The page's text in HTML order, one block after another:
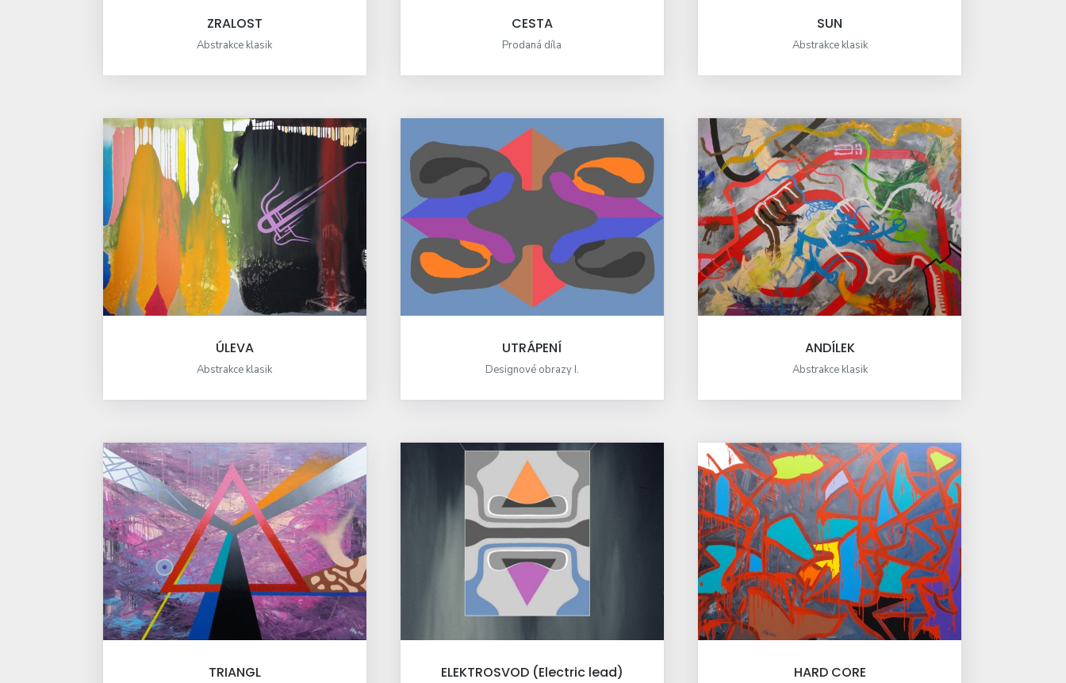
ZRALOST
Abstrakce klasik
CESTA
Prodaná díla
SUN
Abstrakce klasik
ÚLEVA
Abstrakce klasik
UTRÁPENÍ
Designové obrazy I.
ANDÍLEK
Abstrakce klasik
TRIANGL ELEKTROSVOD (Electric lead) HARD CORE